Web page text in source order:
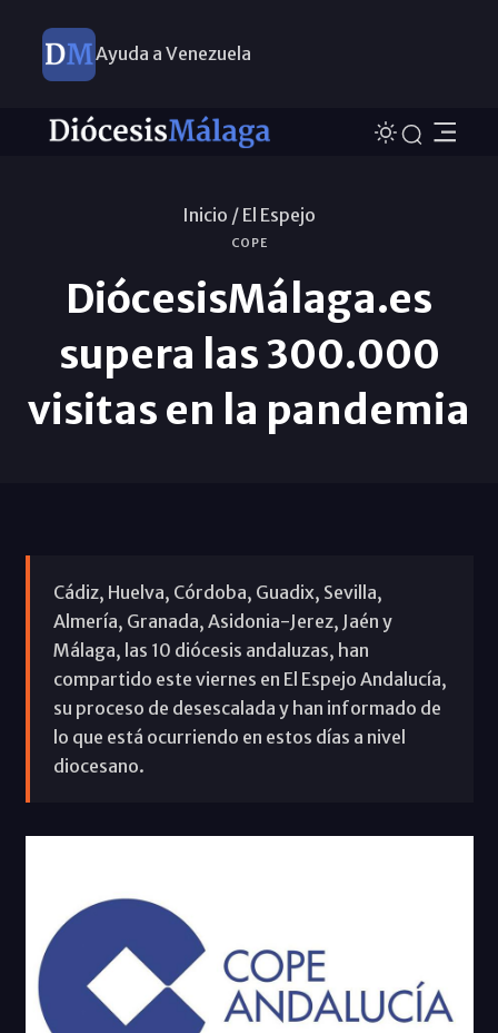
Ayuda a Venezuela
Inicio / El Espejo
COPE
DiócesisMálaga.es
supera las 300.000
visitas en la pandemia
Cádiz, Huelva, Córdoba, Guadix, Sevilla,
Almería, Granada, Asidonia-Jerez, Jaén y
Málaga, las 10 diócesis andaluzas, han
compartido este viernes en El Espejo Andalucía,
su proceso de desescalada y han informado de
lo que está ocurriendo en estos días a nivel
diocesano.